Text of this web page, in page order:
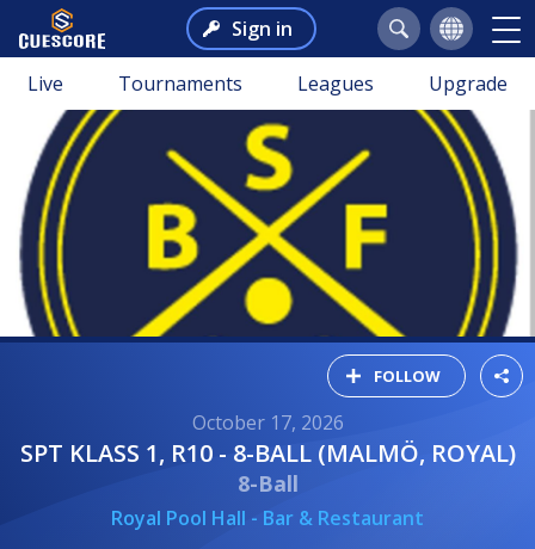
Sign in
Live Tournaments Leagues Upgrade
FOLLOW
October 17, 2026
SPT KLASS 1, R10 - 8-BALL (MALMÖ, ROYAL)
8-Ball
Royal Pool Hall - Bar & Restaurant